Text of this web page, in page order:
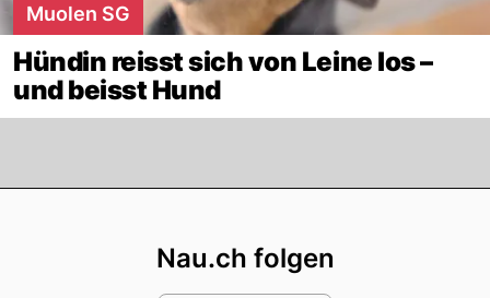
Muolen SG
Hündin reisst sich von Leine los –
und beisst Hund
Nau.ch folgen